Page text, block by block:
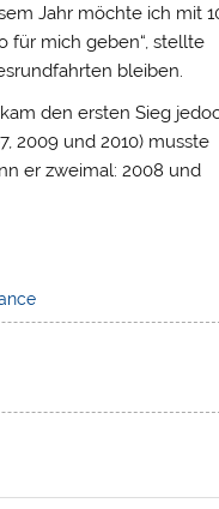
Jahr möchte ich mit
für mich geben“, stellte
bleiben.
den ersten Sieg
2009 und 2010) musste
er zweimal: 2008 und